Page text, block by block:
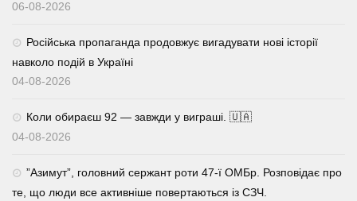
06-08-2026
Російська пропаганда продовжує вигадувати нові історії
навколо подій в Україні
04-08-2026
Коли обираєш 92 — завжди у виграші. 🇺🇦
04-08-2026
⁨”Азимут”, головний сержант роти 47-ї ОМБр. Розповідає про
те, що люди все активніше повертаються із СЗЧ.